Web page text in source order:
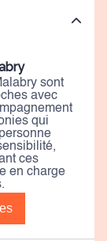
sont
avec
qui
ces
en charge